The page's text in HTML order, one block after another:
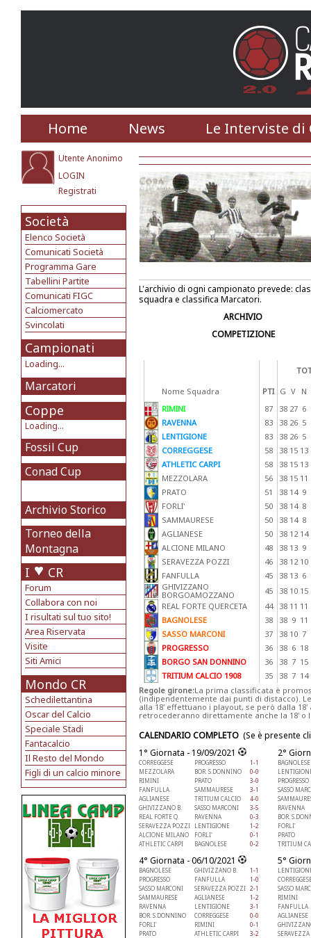
Home News Le Interviste di
Utente Anonimo
LOGIN
Registrati
Società
Elenco Società
Comunicati Società
Programma Gare
Tabellini Partite
Comunicati FIGC
Calciomercato
Svincolati
Campionati
Loading...
Marcatori
Coppe
Loading...
Fossil Cup
Conad Cup
Archivio Storico
Torneo della
Montagna
I CR
Forum
Collabora con noi
I risultati sul tuo sito!
Area Riservata
Visite
Siti Amici
Mondo CR
Schedilettantina
Oscar del Calcio
Speciale Stadi
Fantacalcio
Il Resto del Mondo
Figli di un calcio minore
L'archivio di ogni campionato prevede:
squadra e classifica Marcatori.
ARCHIVIO
COMPETIZIONE
Nome Squadra
PTI G V N
RIMINI
87 38 27 6
RAVENNA
83 38 26 5
LENTIGIONE
83 38 26 5
CORREGGESE
58 38 15 13
ATHLETIC CARPI
58 38 15 13
MEZZOLARA
56 38 15 11
PRATO
51 38 14 9
FORLI'
50 38 14 8
SAMMAURESE
50 38 14 8
AGLIANESE
50 38 12 14
ALCIONE MILANO
48 38 13 9
SERAVEZZA POZZI
46 38 12 10
FANFULLA
45 38 13 6
GHIVIZZANO
BORGOAMOZZANO
45 38 10 15
REAL FORTE QUERCETA
44 38 11 11
BAGNOLESE
38 38 9 11
SASSO MARCONI
37 38 10 7
PROGRESSO
36 38 6 18
BORGO SAN DONNINO
36 38 7 15
TRITIUM CALCIO 1908
35 38 7 14
Regole girone:La prima classificata è
(indipendentemente dai punti di distacco).
alla 18' effettuano i playout, se però dalla
retrocederanno direttamente anche la 18' o
CALENDARIO COMPLETO (Se è presente
1° Giornata - 19/09/2021
CORREGGESE PROGRESSO
1-1
MEZZOLARA
BOR. S.DONNINO
0-0
RIMINI
PRATO
3-0
FANFULLA
SAMMAURESE
3-1
AGLIANESE
TRITIUM CALCIO
4-0
GHIVIZZANO B.
SASSO MARCONI
3-5
REAL FORTE Q.
RAVENNA
0-3
SERAVEZZA POZZI
LENTIGIONE
1-2
ALCIONE MILANO
FORLI'
0-1
ATHLETIC CARPI
BAGNOLESE 0-2
4° Giornata - 06/10/2021
BAGNOLESE GHIVIZZANO B.
1-1
PROGRESSO
FANFULLA
1-0
SASSO MARCONI
SERAVEZZA POZZI 2-1
SAMMAURESE
AGLIANESE
1-2
RAVENNA
LENTIGIONE
3-1
BOR. S.DONNINO
CORREGGESE
0-0
FORLI'
RIMINI
0-1
PRATO
ATHLETIC CARPI
3-2
2°
BAGNOLESE
PROGRESSO
SASSO
RAVENNA
BOR.
FORLI'
PRATO
TRITIUM
5°
SASSO
RIMINI
FANFULLA
AGLIANESE